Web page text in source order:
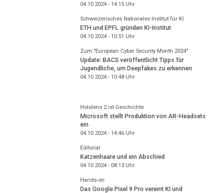
04.10.2024 - 14:15Uhr
Schweizerisches Nationales Institut für KI
ETH und EPFL gründen KI-Institut
04.10.2024 - 10:51 Uhr
Zum "European Cyber Security Month 2024"
Update: BACS veröffentlicht Tipps für
Jugendliche, um Deepfakes zu erkennen
04.10.2024 - 10:48Uhr
Hololens 2 ist Geschichte
Microsoft stellt Produktion von AR-Headsets
ein
04.10.2024 - 14:46Uhr
Editorial
Katzenhaare und ein Abschied
04.10.2024 - 08:13Uhr
Hands-on
Das Google Pixel 9 Pro vereint KI und